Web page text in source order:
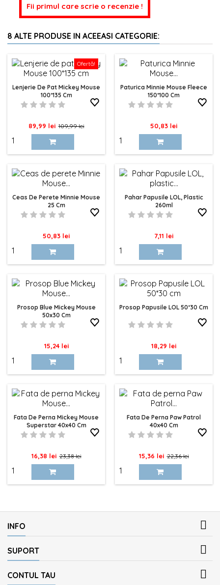
Fii primul care scrie o recenzie !
8 ALTE PRODUSE IN ACEEASI CATEGORIE:
Ofertă!
Lenjerie De Pat Mickey Mouse
100*135 Cm
Pret
89,99 lei Pret
baza
109,99 lei
Paturica Minnie Mouse Fleece
150*100 Cm
Pret
50,83 lei
Ceas De Perete Minnie Mouse
25 Cm
Pret
50,83 lei
Pahar Papusile LOL, Plastic
260ml
Pret
7,11 lei
Prosop Blue Mickey Mouse
50x30 Cm
Pret
15,24 lei
Prosop Papusile LOL 50*30 Cm
Pret
18,29 lei
Fata De Perna Mickey Mouse
Superstar 40x40 Cm
Pret
16,38 lei Pret
baza
23,38 lei
Fata De Perna Paw Patrol
40x40 Cm
Pret
15,36 lei Pret
baza
22,36 lei
INFO 
SUPORT 
CONTUL TAU 